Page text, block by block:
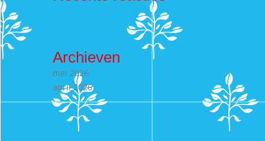
Archieven
mei 2026
april 2026